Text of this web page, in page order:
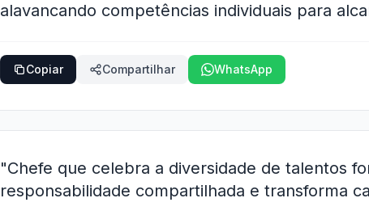
alavancando competências individuais para
Copiar Compartilhar WhatsApp
"Chefe que celebra a diversidade de talentos
responsabilidade compartilhada e transforma